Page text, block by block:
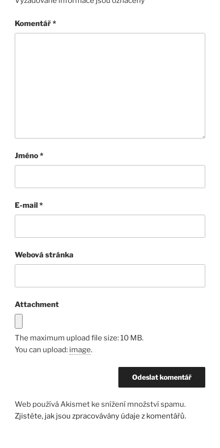
Komentář*
Jméno*
E-mail*
Webová stránka
Attachment
The maximum upload file size: 10 MB.
You can upload: image.
Web používá Akismet ke snížení množství spamu.
Zjistěte, jak jsou zpracovávány údaje z komentářů.